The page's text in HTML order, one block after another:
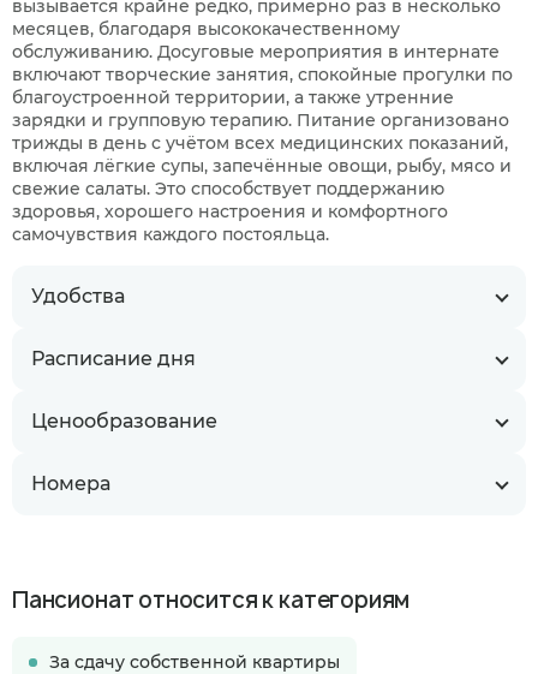
Удобства
Расписание дня
Ценообразование
Номера
вызывается крайне редко, примерно раз в несколько
месяцев, благодаря высококачественному
обслуживанию. Досуговые мероприятия в интернате
включают творческие занятия, спокойные прогулки по
благоустроенной территории, а также утренние
зарядки и групповую терапию. Питание организовано
трижды в день с учётом всех медицинских показаний,
включая лёгкие супы, запечённые овощи, рыбу, мясо и
свежие салаты. Это способствует поддержанию
здоровья, хорошего настроения и комфортного
самочувствия каждого постояльца.
Пансионат относится к категориям
За сдачу собственной квартиры